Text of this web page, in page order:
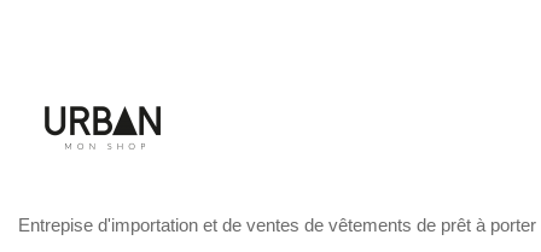
Entrepise d'importation et de ventes de vêtements de prêt à